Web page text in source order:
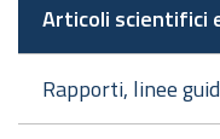
Articoli scientifici
Rapporti, linee